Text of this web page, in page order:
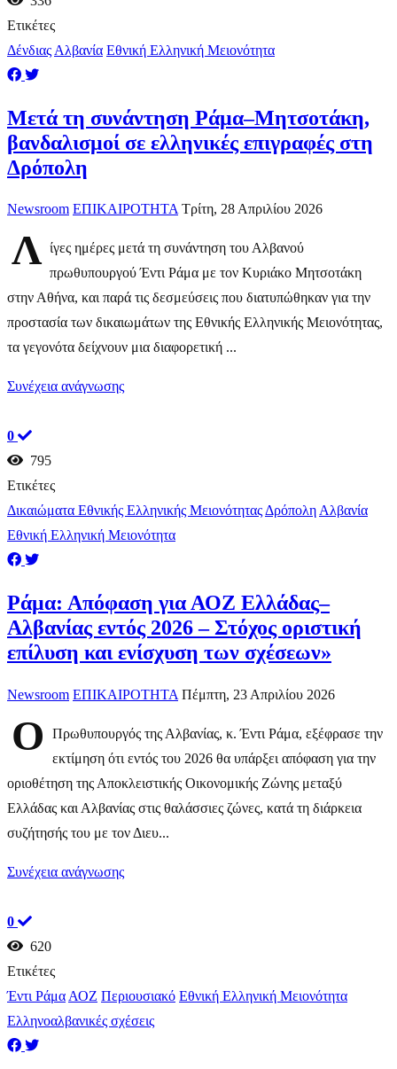
Ετικέτες
Δένδιας Αλβανία Εθνική Ελληνική Μειονότητα
Μετά τη συνάντηση Ράμα–Μητσοτάκη,
βανδαλισμοί σε ελληνικές επιγραφές στη
Δρόπολη
Newsroom ΕΠΙΚΑΙΡΟΤΗΤΑ Τρίτη, 28 Απριλίου 2026
Λ ίγες ημέρες μετά τη συνάντηση του Αλβανού
πρωθυπουργού Έντι Ράμα με τον Κυριάκο Μητσοτάκη
στην Αθήνα, και παρά τις δεσμεύσεις που διατυπώθηκαν για την
προστασία των δικαιωμάτων της Εθνικής Ελληνικής Μειονότητας,
τα γεγονότα δείχνουν μια διαφορετική ...
Συνέχεια ανάγνωσης
0
795
Ετικέτες
Δικαιώματα Εθνικής Ελληνικής ΜειονότηταςΔρόποληΑλβανία
Εθνική Ελληνική Μειονότητα
Ράμα: Απόφαση για ΑΟΖ Ελλάδας–
Αλβανίας εντός 2026 – Στόχος οριστική
επίλυση και ενίσχυση των σχέσεων»
Newsroom ΕΠΙΚΑΙΡΟΤΗΤΑ Πέμπτη, 23 Απριλίου 2026
Ο
Πρωθυπουργός της Αλβανίας, κ. Έντι Ράμα, εξέφρασε την
εκτίμηση ότι εντός του 2026 θα υπάρξει απόφαση για την
οριοθέτηση της Αποκλειστικής Οικονομικής Ζώνης μεταξύ
Ελλάδας και Αλβανίας στις θαλάσσιες ζώνες, κατά τη διάρκεια
συζήτησής του με τον Διευ...
Συνέχεια ανάγνωσης
0
620
Ετικέτες
Έντι Ράμα ΑΟΖ Περιουσιακό Εθνική Ελληνική Μειονότητα
Ελληνοαλβανικές σχέσεις